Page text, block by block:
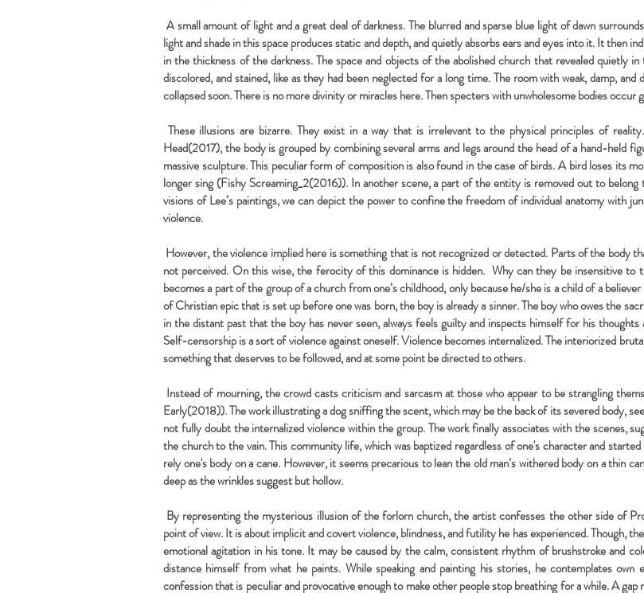
A small amount of light and a great deal of darkness. The blurred and sparse blue light of dawn
light and shade in this space produces static and depth, and quietly absorbs ears and eyes into it. It then
in the thickness of the darkness. The space and objects of the abolished church that revealed quietly
discolored, and stained, like as they had been neglected for a long time. The room with weak, damp,
collapsed soon. There is no more divinity or miracles here. Then specters with unwholesome bodies occur
These illusions are bizarre. They exist in a way that is irrelevant to the physical principles of
Head(2017), the body is grouped by combining several arms and legs around the head of a hand-held
massive sculpture. This peculiar form of composition is also found in the case of birds. A bird loses its
longer sing (Fishy Screaming_2(2016)). In another scene, a part of the entity is removed out to
visions of Lee’s paintings, we can depict the power to confine the freedom of individual anatomy with
violence.
However, the violence implied here is something that is not recognized or detected. Parts of the body
not perceived. On this wise, the ferocity of this dominance is hidden. Why can they be insensitive to
becomes a part of the group of a church from one’s childhood, only because he/she is a child of a
of Christian epic that is set up before one was born, the boy is already a sinner. The boy who owes the
in the distant past that the boy has never seen, always feels guilty and inspects himself for his
Self-censorship is a sort of violence against oneself. Violence becomes internalized. The interiorized
something that deserves to be followed, and at some point be directed to others.
Instead of mourning, the crowd casts criticism and sarcasm at those who appear to be strangling
Early(2018)). The work illustrating a dog sniffing the scent, which may be the back of its severed body,
not fully doubt the internalized violence within the group. The work finally associates with the scenes,
the church to the vain. This community life, which was baptized regardless of one's character and
rely one's body on a cane. However, it seems precarious to lean the old man’s withered body on a thin
deep as the wrinkles suggest but hollow.
By representing the mysterious illusion of the forlorn church, the artist confesses the other side of
point of view. It is about implicit and covert violence, blindness, and futility he has experienced. Though,
emotional agitation in his tone. It may be caused by the calm, consistent rhythm of brushstroke and
distance himself from what he paints. While speaking and painting his stories, he contemplates
confession that is peculiar and provocative enough to make other people stop breathing for a while. A